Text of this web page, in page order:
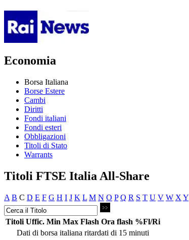
Economia
Borsa Italiana
Borse Estere
Cambi
Diritti
Fondi italiani
Fondi esteri
Obbligazioni
Titoli di Stato
Warrants
Titoli FTSE Italia All-Share
A B C D E F G H I J K L M N O P Q R S T U V W X Y
Titoli Uffic. Min Max Flash Ora flash %Fl/Ri
Dati di borsa italiana ritardati di 15 minuti